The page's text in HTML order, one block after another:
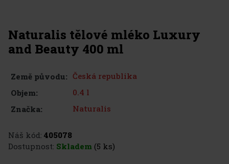
Naturalis tělové mléko Luxury
and Beauty 400 ml
Země původu: Česká republika
Objem:
0.4 l
Značka:
Naturalis
Náš kód: 405078
Dostupnost: Skladem (5 ks)